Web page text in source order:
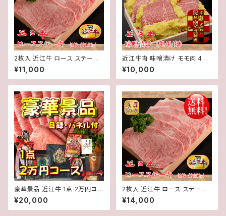
2枚入 近江牛 ロース ステーキ
(1枚約170g) 2枚 計約340g【
冷蔵 】 A５ 「 認定 」近江牛 ★
送料無料 ★※一部地域を除く
¥11,000
近江牛肉 味噌漬け モモ肉 400
g入り【 冷蔵 】 A５ 「 認定 」近江
牛★ 送料無料 ★※一部地域を
除く
¥10,000
豪華景品 近江牛 1点 2万円コー
ス 目録・パネル付き ゴルフコン
ペ 二次会 イベント
¥20,000
2枚入 近江牛 ロース ステーキ
(1枚約250g) 2枚 計約500g【
冷蔵 】 A５ 「 認定 」近江牛 ★
送料無料 ★※一部地域を除く
¥14,000